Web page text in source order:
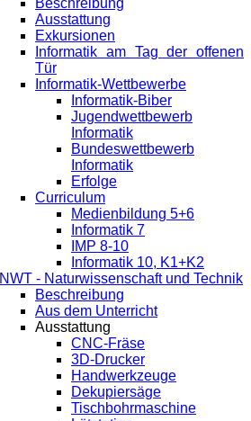
Beschreibung
Ausstattung
Exkursionen
Informatik am Tag der offenen
Tür
Informatik-Wettbewerbe
Informatik-Biber
Jugendwettbewerb
Informatik
Bundeswettbewerb
Informatik
Erfolge
Curriculum
Medienbildung 5+6
Informatik 7
IMP 8-10
Informatik 10, K1+K2
NWT - Naturwissenschaft und Technik
Beschreibung
Aus dem Unterricht
Ausstattung
CNC-Fräse
3D-Drucker
Handwerkzeuge
Dekupiersäge
Tischbohrmaschine